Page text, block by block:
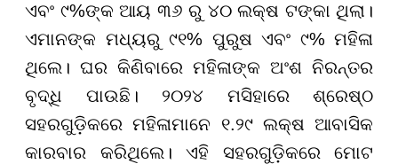
ଏବଂ ୯%ଙ୍କ ଆୟ ୩୬ ରୁ ୪୦ ଲକ୍ଷ ଟଙ୍କା ଥିଲା।
ଏମାନଙ୍କ ମଧ୍ୟରୁ ୯୧% ପୁରୁଷ ଏବଂ ୯% ମହିଳା
ଥିଲେ। ଘର କିଣିବାରେ ମହିଳାଙ୍କ ଅଂଶ ନିରନ୍ତର
ବୃଦ୍ଧି ପାଉଛି। ୨୦୨୪ ମସିହାରେ ଶ୍ରେଷ୍ଠ
ସହରଗୁଡ଼ିକରେ ମହିଳାମାନେ ୧.୨୯ ଲକ୍ଷ ଆବାସିକ
କାରବାର କରିଥିଲେ। ଏହି ସହରଗୁଡ଼ିକରେ ମୋଟ